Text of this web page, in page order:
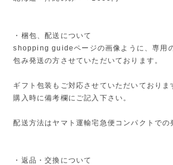
・梱包、配送について
shopping guideページの画像ように、専用
包み発送の方させていただいております。
ギフト包装もご対応させていただいておりま
購入時に備考欄にご記入下さい。
配送方法はヤマト運輸宅急便コンパクトでの
・返品・交換について